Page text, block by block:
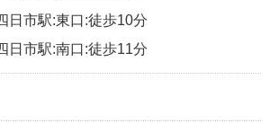
日市駅:東口:徒歩10分
日市駅:南口:徒歩11分